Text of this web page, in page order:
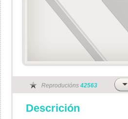
Reproducións 42563
Descrición